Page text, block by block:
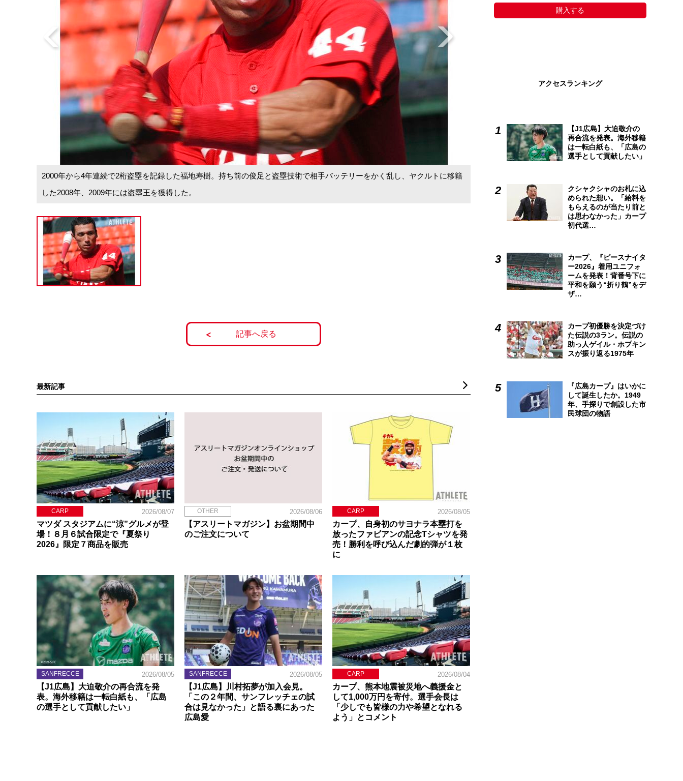
2000年から4年連続で2桁盗塁を記録した福地寿樹。持ち前の俊足と盗塁技術で相手バッテリーをかく乱し、ヤクルトに移籍
した2008年、2009年には盗塁王を獲得した。
記事へ戻る
最新記事
CARP 2026/08/07
マツダ スタジアムに“涼”グルメが登
場！８月６試合限定で『夏祭り
2026』限定７商品を販売
OTHER 2026/08/06
【アスリートマガジン】お盆期間中
のご注文について
CARP 2026/08/05
カープ、自身初のサヨナラ本塁打を
放ったファビアンの記念Tシャツを発
売！勝利を呼び込んだ劇的弾が１枚
に
SANFRECCE 2026/08/05
【J1広島】大迫敬介の再合流を発
表。海外移籍は一転白紙も、「広島
の選手として貢献したい」
SANFRECCE 2026/08/05
【J1広島】川村拓夢が加入会見。
「この２年間、サンフレッチェの試
合は見なかった」と語る裏にあった
広島愛
CARP 2026/08/04
カープ、熊本地震被災地へ義援金と
して1,000万円を寄付。選手会長は
「少しでも皆様の力や希望となれる
よう」とコメント
購入する
アクセスランキング
【J1広島】大迫敬介の
再合流を発表。海外移籍
は一転白紙も、「広島の
選手として貢献したい」
クシャクシャのお札に込
められた想い。「給料を
もらえるのが当たり前と
は思わなかった」カープ
初代選…
カープ、『ピースナイタ
ー2026』着用ユニフォ
ームを発表！背番号下に
平和を願う“折り鶴”をデ
ザ…
カープ初優勝を決定づけ
た伝説の3ラン。伝説の
助っ人ゲイル・ホプキン
スが振り返る1975年
『広島カープ』はいかに
して誕生したか。1949
年、手探りで創設した市
民球団の物語